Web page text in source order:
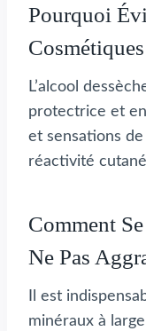
Pourquoi
L’alcool
protectrice et
et sensations
réactivité
Comment
Ne Pas
Il est
minéraux à